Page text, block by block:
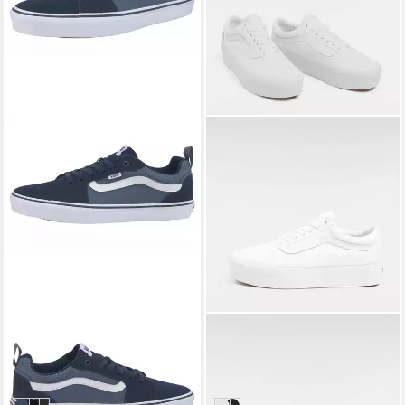
Filmore Sneaker angelehnt
an das Design vom Sk8 Low
ab 62,99 €